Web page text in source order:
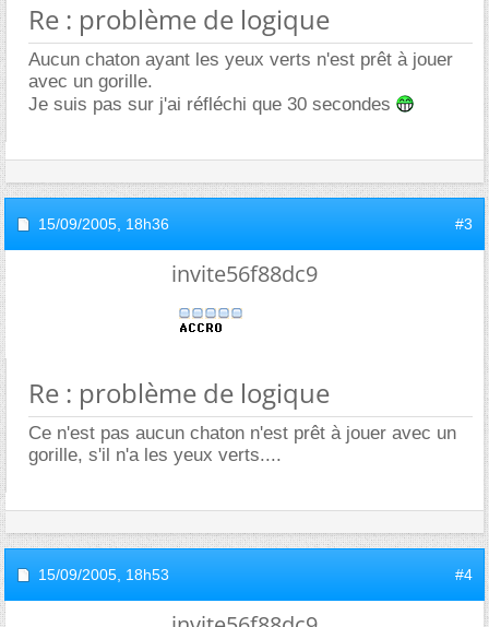
Re : problème de logique
Aucun chaton ayant les yeux verts n'est prêt à jouer
avec un gorille.
Je suis pas sur j'ai réfléchi que 30 secondes
15/09/2005, 18h36 #3
invite56f88dc9
Re : problème de logique
Ce n'est pas aucun chaton n'est prêt à jouer avec un
gorille, s'il n'a les yeux verts....
15/09/2005, 18h53 #4